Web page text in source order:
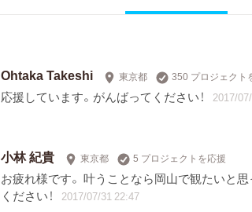
Ohtaka Takeshi 東京都 350 プロジェクト
応援しています。がんばってください！ 2017/
小林 紀貴 東京都 5 プロジェクトを応援
お疲れ様です。 叶うことなら岡山で観たいと
ください！
2017/07/31 22:47